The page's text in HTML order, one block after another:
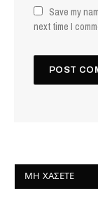
Save my
next time I
ΜΗ ΧΆΣΕΤΕ